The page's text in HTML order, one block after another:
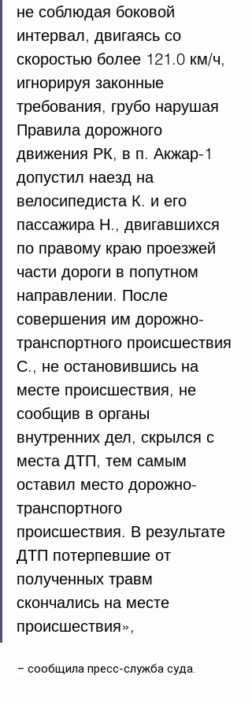
не соблюдая боковой
интервал, двигаясь со
скоростью более 121.0 км/ч,
игнорируя законные
требования, грубо нарушая
Правила дорожного
движения РК, в п. Акжар-1
допустил наезд на
велосипедиста К. и его
пассажира Н., двигавшихся
по правому краю проезжей
части дороги в попутном
направлении. После
совершения им дорожно-
транспортного происшествия
С., не остановившись на
месте происшествия, не
сообщив в органы
внутренних дел, скрылся с
места ДТП, тем самым
оставил место дорожно-
транспортного
происшествия. В результате
ДТП потерпевшие от
полученных травм
скончались на месте
происшествия»,
– сообщила пресс-служба суда.